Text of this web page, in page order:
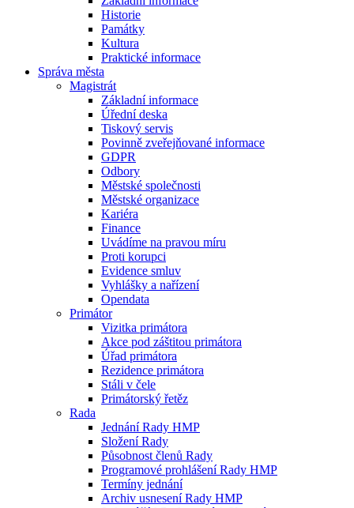
Historie
Památky
Kultura
Praktické informace
Správa města
Magistrát
Základní informace
Úřední deska
Tiskový servis
Povinně zveřejňované informace
GDPR
Odbory
Městské společnosti
Městské organizace
Kariéra
Finance
Uvádíme na pravou míru
Proti korupci
Evidence smluv
Vyhlášky a nařízení
Opendata
Primátor
Vizitka primátora
Akce pod záštitou primátora
Úřad primátora
Rezidence primátora
Stáli v čele
Primátorský řetěz
Rada
Jednání Rady HMP
Složení Rady
Působnost členů Rady
Programové prohlášení Rady HMP
Termíny jednání
Archiv usnesení Rady HMP